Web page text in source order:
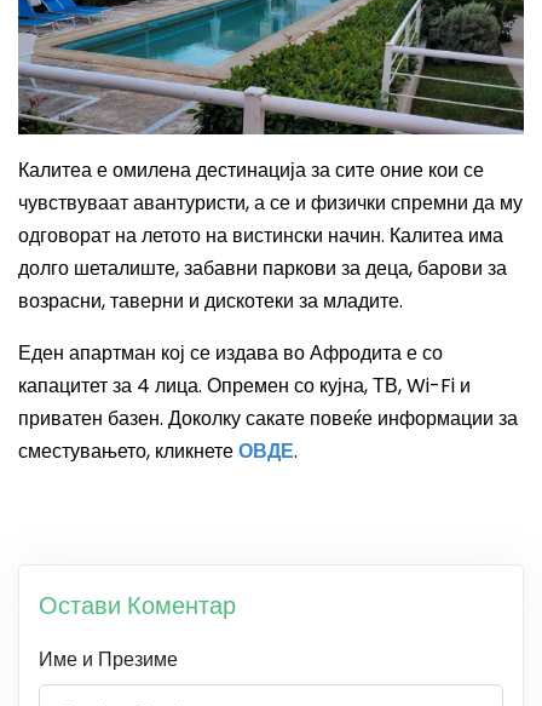
Калитеа е омилена дестинација за сите оние кои се
чувствуваат авантуристи, а се и физички спремни да му
одговорат на летото на вистински начин. Калитеа има
долго шеталиште, забавни паркови за деца, барови за
возрасни, таверни и дискотеки за младите.
Еден апартман кој се издава во Афродита е со
капацитет за 4 лица. Опремен со кујна, ТВ,Wi-Fi и
приватен базен. Доколку сакате повеќе информации за
сместувањето, кликнетеОВДЕ.
Остави Коментар
Име и Презиме